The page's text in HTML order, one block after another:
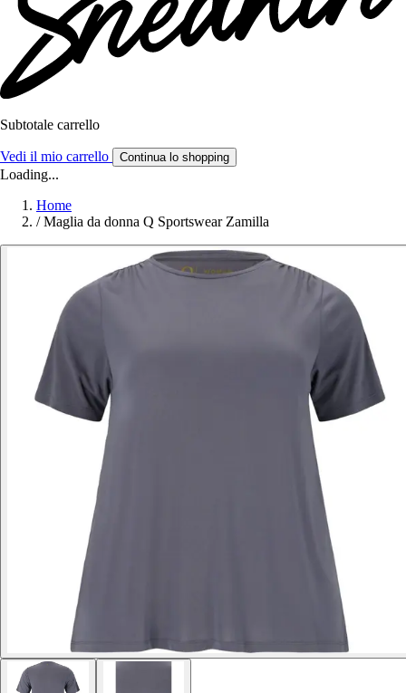
Subtotale carrello
Vedi il mio carrello Continua lo shopping
Loading...
Home
/ Maglia da donna Q Sportswear Zamilla